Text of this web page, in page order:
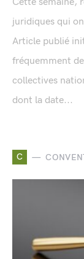
Cette semaine,
juridiques qui
Article publié
fréquemment
collectives
dont la date...
C